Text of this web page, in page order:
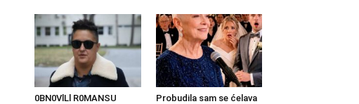
0BN0VlLl R0MANSU
Probudila sam se ćelava